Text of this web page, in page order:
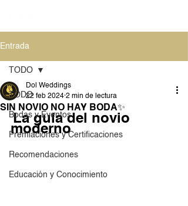
Entrada
TODO
Bodas y Eventos
Premiaciones y Certificaciones
Recomendaciones
Educación y Conocimiento
TODO
SIN NOVIO NO HAY BODA✨
Dol Weddings
22 feb 2024 2 min de lectura
La guía del novio
moderno